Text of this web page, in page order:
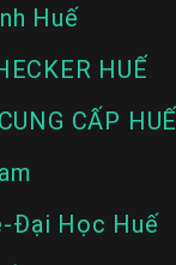
Huế
HUẾ
CẤP HUẾ
Đại Học Huế